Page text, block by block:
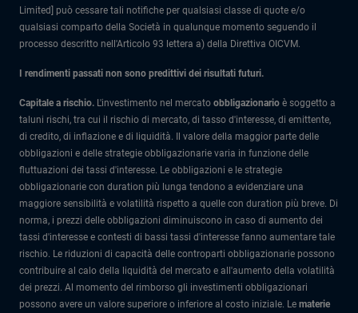
Limited] può cessare tali notifiche per qualsiasi classe di quote e/o
qualsiasi comparto della Società in qualunque momento seguendo il
processo descritto nell'Articolo 93 lettera a) della Direttiva OICVM.
I rendimenti passati non sono predittivi dei risultati futuri.
Capitale a rischio. L'investimento nel mercato obbligazionario è soggetto a
taluni rischi, tra cui il rischio di mercato, di tasso d'interesse, di emittente,
di credito, di inflazione e di liquidità. Il valore della maggior parte delle
obbligazioni e delle strategie obbligazionarie varia in funzione delle
fluttuazioni dei tassi d'interesse. Le obbligazioni e le strategie
obbligazionarie con duration più lunga tendono a evidenziare una
maggiore sensibilità e volatilità rispetto a quelle con duration più breve. Di
norma, i prezzi delle obbligazioni diminuiscono in caso di aumento dei
tassi d'interesse e contesti di bassi tassi d'interesse fanno aumentare tale
rischio. Le riduzioni di capacità delle controparti obbligazionarie possono
contribuire al calo della liquidità del mercato e all'aumento della volatilità
dei prezzi. Al momento del rimborso gli investimenti obbligazionari
possono avere un valore superiore o inferiore al costo iniziale. Le materie